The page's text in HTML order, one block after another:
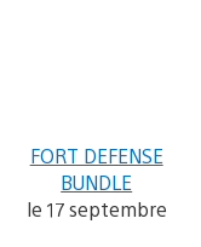
FORT DEFENSE
BUNDLE
le 17 septembre